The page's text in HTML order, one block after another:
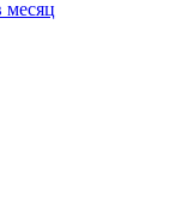
месяц